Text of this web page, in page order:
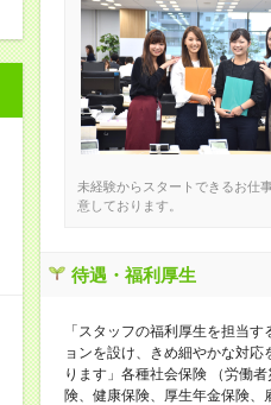
未経験からスタートできるお仕
意しております。
待遇・福利厚生
「スタッフの福利厚生を担当す
ョンを設け、きめ細やかな対応
ります」各種社会保険 （労働
険、健康保険、厚生年金保険、